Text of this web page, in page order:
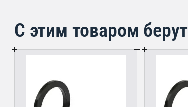
С этим товаром берут